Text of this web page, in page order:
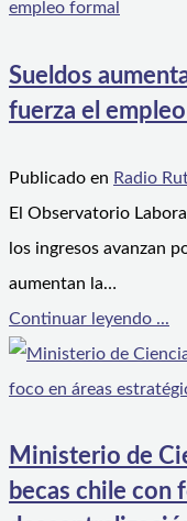
Sueldos
fuerza el
Publicado en Radio
El Observatorio
los ingresos avanzan
aumentan la…
Continuar leyendo ...
Ministerio de
becas chile con